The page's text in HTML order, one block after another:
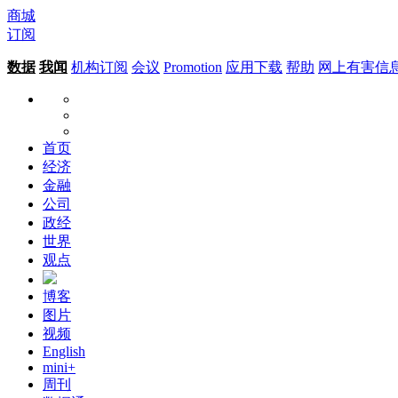
商城
订阅
数据 我闻 机构订阅 会议 Promotion 应用下载 帮助 网上有害信
首页
经济
金融
公司
政经
世界
观点
博客
图片
视频
English
mini+
周刊